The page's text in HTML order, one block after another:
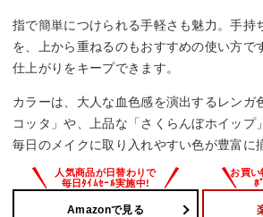
指で簡単につけられる手軽さも魅力。手持
を、上から重ねるのもおすすめの使い方で
仕上がりをキープできます。
カラーは、大人な血色感を演出するレンガ
コッタ」や、上品な「さくらんぼホイップ
毎日のメイクに取り入れやすい色が豊富に
Amazonで見る